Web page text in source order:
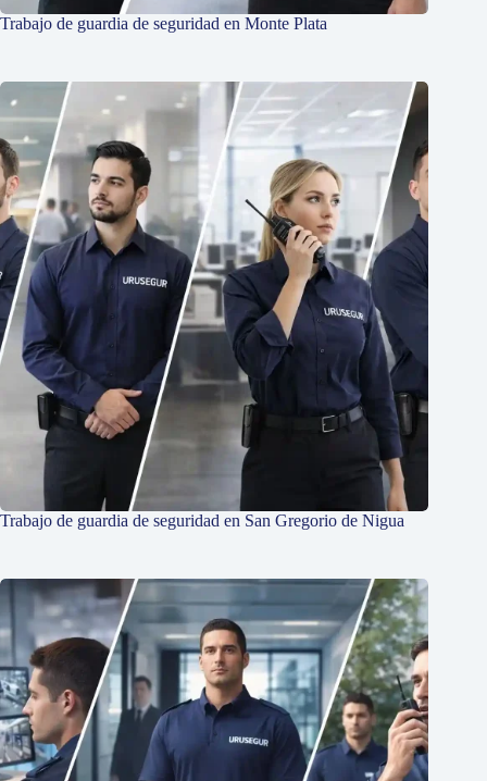
Trabajo de guardia de seguridad en Monte Plata
Trabajo de guardia de seguridad en San Gregorio de Nigua